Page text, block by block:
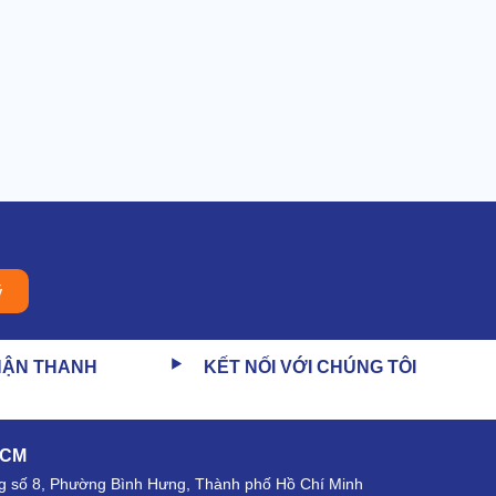
THANH
KẾT NỐI VỚI CHÚNG TÔI
số 8, Phường Bình Hưng, Thành phố Hồ Chí Minh